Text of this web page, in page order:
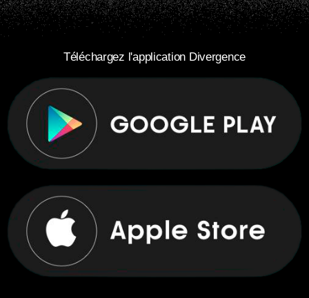
Téléchargez l'application Divergence